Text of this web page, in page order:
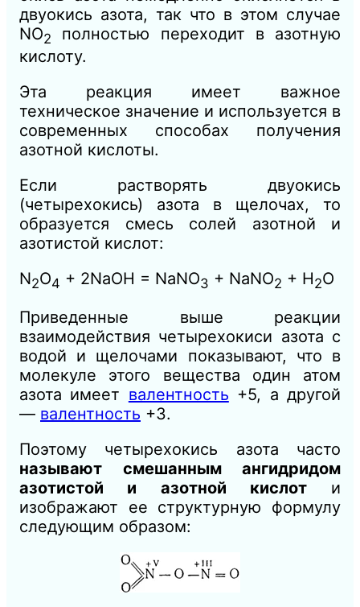
двуокись азота, так что в этом случае
NO2
полностью переходит в азотную
кислоту.
Эта реакция имеет важное
техническое значение и используется в
современных способах получения
азотной кислоты.
Если растворять двуокись
(четырехокись) азота в щелочах, то
образуется смесь солей азотной и
азотистой кислот:
N2O4 + 2NaOH = NaNO3 + NaNO2 + H2O
Приведенные выше реакции
взаимодействия четырехокиси азота с
водой и щелочами показывают, что в
молекуле этого вещества один атом
азота имеет валентность +5, а другой
— валентность +3.
Поэтому четырехокись азота часто
называют смешанным ангидридом
азотистой и азотной кислоти
изображают ее структурную формулу
следующим образом: